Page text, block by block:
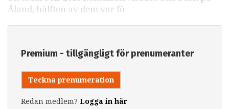
Åland, hälften av dem var fö
Premium - tillgängligt för prenumeranter
Teckna prenumeration
Redan medlem? Logga in här